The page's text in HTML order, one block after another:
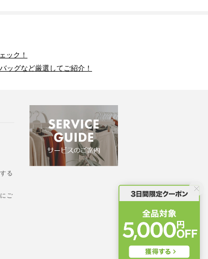
ック！
ッグなど厳選してご紹介！
る
ご